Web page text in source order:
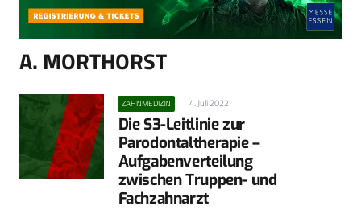
A. MORTHORST
ZAHNMEDIZIN 4. Juli 2022
Die S3-Leitlinie zur
Parodontaltherapie –
Aufgabenverteilung
zwischen Truppen- und
Fachzahnarzt